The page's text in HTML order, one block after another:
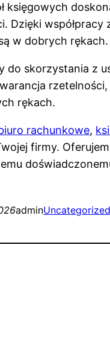
księgowych
Dzięki
w dobrych rękach.
do skorzystania z
rękach.
rachunkowe,
firmy.
adminUncategorized